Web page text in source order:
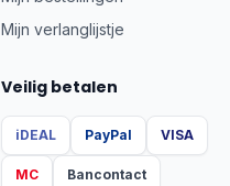
Mijn verlanglijstje
Veilig betalen
iDEAL PayPal VISA
MC Bancontact